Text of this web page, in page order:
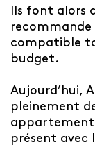
Ils font alors
recommande
compatible
budget.
Aujourd’hui,
pleinement
présent avec